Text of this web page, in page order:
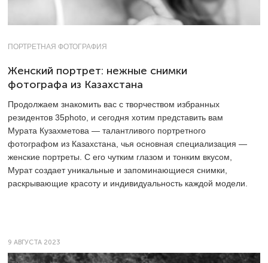
ПОРТРЕТНАЯ ФОТОГРАФИЯ
Женский портрет: нежные снимки
фотографа из Казахстана
Продолжаем знакомить вас с творчеством избранных
резидентов 35photo, и сегодня хотим представить вам
Мурата Кузахметова — талантливого портретного
фотографом из Казахстана, чья основная специализация —
женские портреты. С его чутким глазом и тонким вкусом,
Мурат создает уникальные и запоминающиеся снимки,
раскрывающие красоту и индивидуальность каждой модели.
9 АВГУСТА 2023